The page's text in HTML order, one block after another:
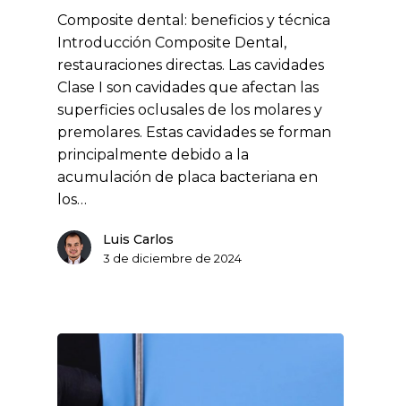
Composite dental: beneficios y técnica
Introducción Composite Dental,
restauraciones directas. Las cavidades
Clase I son cavidades que afectan las
superficies oclusales de los molares y
premolares. Estas cavidades se forman
principalmente debido a la
acumulación de placa bacteriana en
los…
Luis Carlos
3 de diciembre de 2024